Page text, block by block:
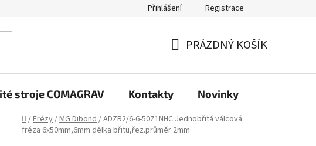
Přihlášení Registrace
KOŠÍK
PRÁZDNÝ KOŠÍK
stroje COMAGRAV Kontakty Novinky
Domů
/Frézy/MG Dibond/ADZR2/6-6-50Z1NHC Jednobřitá válcová
fréza 6x50mm,6mm délka břitu,řez.průměr 2mm